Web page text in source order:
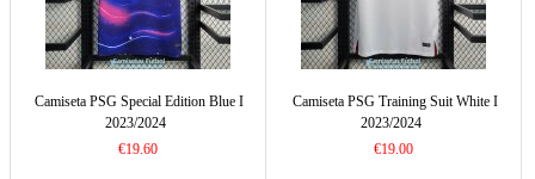
Camiseta PSG Special Edition Blue I
2023/2024
€19.60
Camiseta PSG Training Suit White I
2023/2024
€19.00